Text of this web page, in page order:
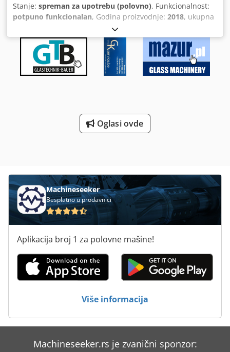
Stanje: spreman za upotrebu (polovno), Funkcionalnost:
potpuno funkcionalan, Godina proizvodnje: 2018, ukupna
, ukupna dužina:
12.500 kg, radna visina:6.000 mm, visina dizanja:6.000
, Oprema: dokumentacija/priručnik
, ABUS mostni
kran – Tip: dvostruki nosač (dvogredni) – Nosivost: 12.500
kg – Visina dizanja: 6 m – Godina proizvodnje: 2018 – Tip
odbojnicama: 3.370 mm – Međuosovinsko rastojanje: 2.700
mm – Pogodno za kransku šinu: 50×30 mm Chodpfx Acey T
Hfgj Doa – Ukupna masa: 5.770 kg (od toga kolica 846 kg)
predajnik – Priručnik za kran: da – Demontiran: da,
dostupan odmah – Sat rada: 306 sati (26.6.2025) – Poslednji
servis: 26. jun 2025. – Stanje: u veoma dobrom stanju,
redovno održavan
Oglasi ovde
Machineseeker
Besplatno u prodavnici
Aplikacija broj 1 za polovne mašine!
Više informacija
Machineseeker.rs je zvanični sponzor: